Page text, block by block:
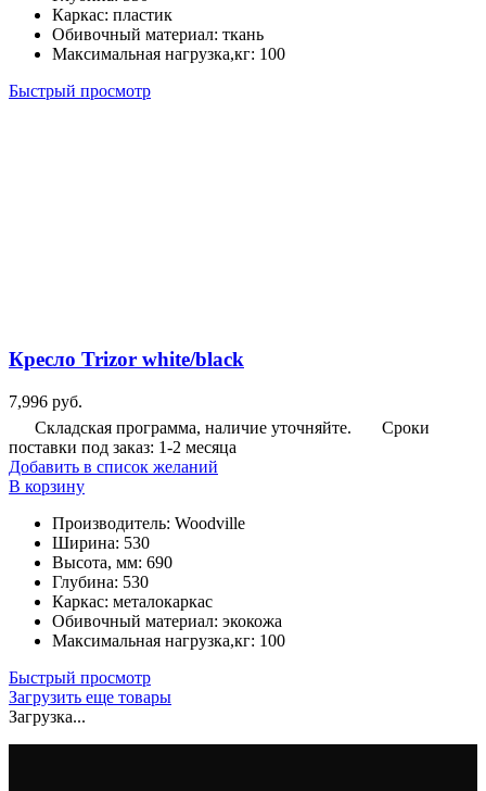
Каркас: пластик
Обивочный материал: ткань
Максимальная нагрузка,кг: 100
Быстрый просмотр
Кресло Trizor white/black
7,996 руб.
Складская программа, наличие уточняйте.
Сроки
поставки под заказ: 1-2 месяца
Добавить в список желаний
В корзину
Производитель: Woodville
Ширина: 530
Высота, мм: 690
Глубина: 530
Каркас: металокаркас
Обивочный материал: экокожа
Максимальная нагрузка,кг: 100
Быстрый просмотр
Загрузить еще товары
Загрузка...